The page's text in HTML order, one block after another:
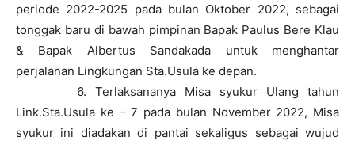
periode 2022-2025 pada bulan Oktober 2022, sebagai
tonggak baru di bawah pimpinan Bapak Paulus Bere Klau
& Bapak Albertus Sandakada untuk menghantar
perjalanan Lingkungan Sta.Usula ke depan.
6. Terlaksananya Misa syukur Ulang tahun
Link.Sta.Usula ke – 7 pada bulan November 2022, Misa
syukur ini diadakan di pantai sekaligus sebagai wujud